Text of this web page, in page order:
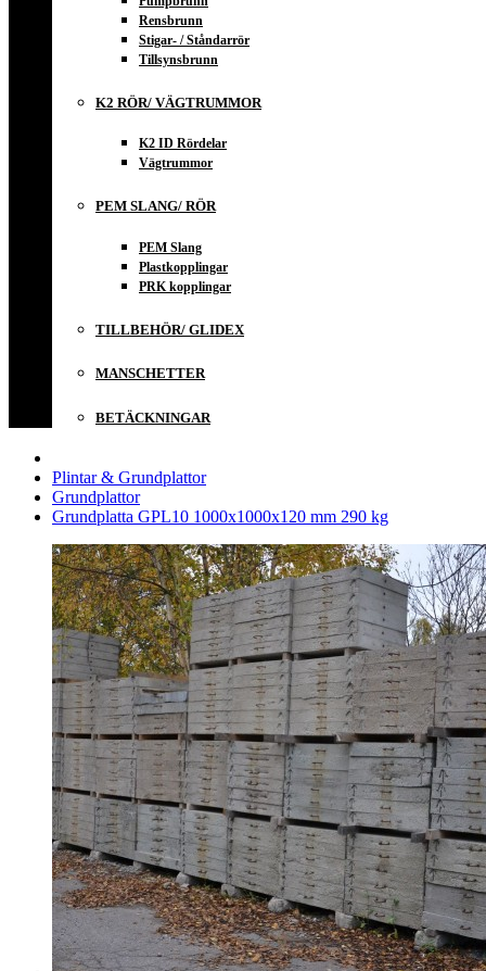
Rensbrunn
Stigar- / Ståndarrör
Tillsynsbrunn
K2 RÖR/ VÄGTRUMMOR
K2 ID Rördelar
Vägtrummor
PEM SLANG/ RÖR
PEM Slang
Plastkopplingar
PRK kopplingar
TILLBEHÖR/ GLIDEX
MANSCHETTER
BETÄCKNINGAR
Plintar & Grundplattor
Grundplattor
Grundplatta GPL10 1000x1000x120 mm 290 kg